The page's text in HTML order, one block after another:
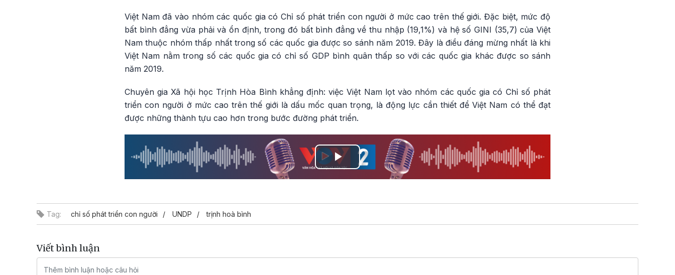
Việt Nam đã vào nhóm các quốc gia có Chỉ số phát triển con người ở mức cao trên thế giới. Đặc biệt, mức độ
bất bình đẳng vừa phải và ổn định, trong đó bất bình đẳng về thu nhập (19,1%) và hệ số GINI (35,7) của Việt
Nam thuộc nhóm thấp nhất trong số các quốc gia được so sánh năm 2019. Đây là điều đáng mừng nhất là khi
Việt Nam nằm trong số các quốc gia có chỉ số GDP bình quân thấp so với các quốc gia khác được so sánh
năm 2019.
Chuyên gia Xã hội học Trịnh Hòa Bình khẳng định: việc Việt Nam lọt vào nhóm các quốc gia có Chỉ số phát
triển con người ở mức cao trên thế giới là dấu mốc quan trọng, là động lực cần thiết để Việt Nam có thể đạt
được những thành tựu cao hơn trong bước đường phát triển.
Play
Tag: chỉ số phát triển con người UNDP trịnh hoà bình
Viết bình luận